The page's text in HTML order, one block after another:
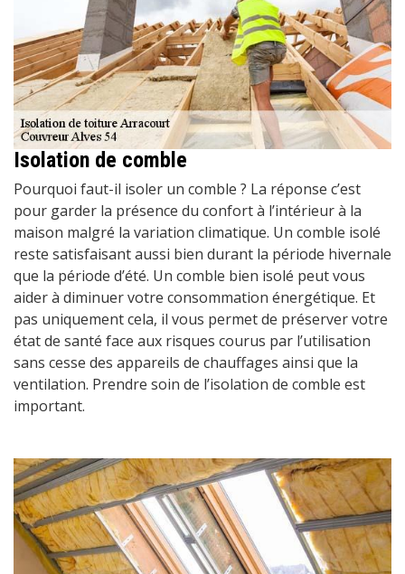
Isolation de comble
Pourquoi faut-il isoler un comble ? La réponse c’est
pour garder la présence du confort à l’intérieur à la
maison malgré la variation climatique. Un comble isolé
reste satisfaisant aussi bien durant la période hivernale
que la période d’été. Un comble bien isolé peut vous
aider à diminuer votre consommation énergétique. Et
pas uniquement cela, il vous permet de préserver votre
état de santé face aux risques courus par l’utilisation
sans cesse des appareils de chauffages ainsi que la
ventilation. Prendre soin de l’isolation de comble est
important.